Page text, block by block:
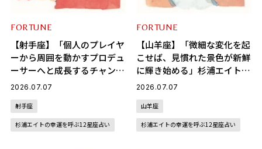
FORTUNE
【射手座】「個人のプレイヤ
ーから周囲を動かすプロデュ
ーサーへと成長するチャン
ス」杉浦エイトの幸運を呼ぶ
2026.07.07
射手座
杉浦エイトの幸運を呼ぶ12星座占い
FORTUNE
【山羊座】「微細な変化を起
こせば、見慣れた景色が新鮮
に輝き始める」杉浦エイトの
幸運を呼ぶ12星座占い（7/7
2026.07.07
山羊座
杉浦エイトの幸運を呼ぶ12星座占い